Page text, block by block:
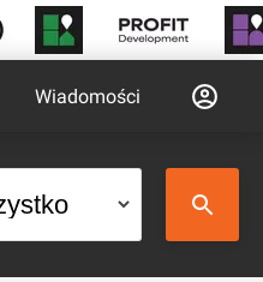
Wiadomości